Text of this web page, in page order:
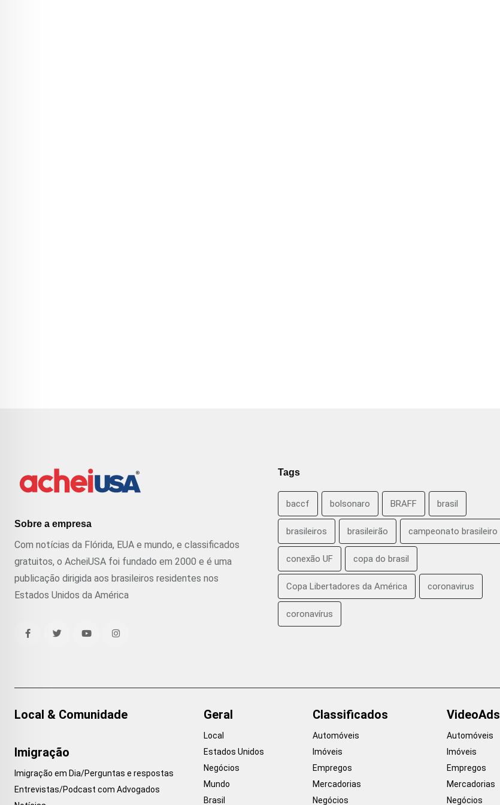
Sobre a empresa
Com notícias da Flórida, EUA e mundo, e classificados
gratuitos, o AcheiUSA foi fundado em 2000 e é uma
publicação dirigida aos brasileiros residentes nos
Estados Unidos da América
Tags
baccf bolsonaro BRAFF brasil
brasileiros brasileirão campeonato brasileiro
conexão UF copa do brasil
Copa Libertadores da América coronavirus
coronavírus
Local & Comunidade
Imigração
Imigração em Dia/Perguntas e respostas
Entrevistas/Podcast com Advogados
Geral
Local
Estados Unidos
Negócios
Mundo
Brasil
Classificados
Automóveis
Imóveis
Empregos
Mercadorias
Negócios
VideoAds
Automóveis
Imóveis
Empregos
Mercadorias
Negócios